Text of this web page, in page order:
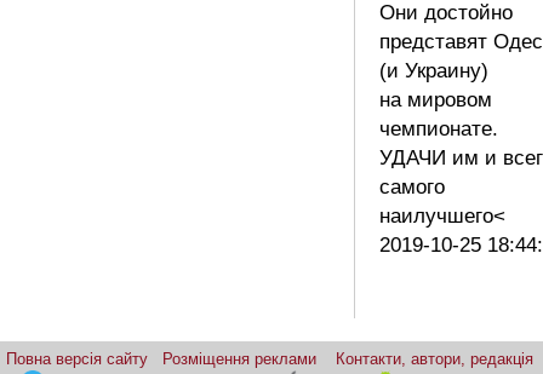
Они достойно
представят
(и Украину)
на мировом
чемпионате.
УДАЧИ им и
самого
наилучшего<
2019-10-25
Повна версія сайту Розміщення реклами
Контакти, автори, редакція